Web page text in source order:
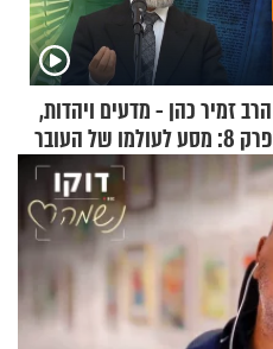
הרב זמיר כהן - מדעים ויהדות,
פרק 8: מסע לעולמו של העובר